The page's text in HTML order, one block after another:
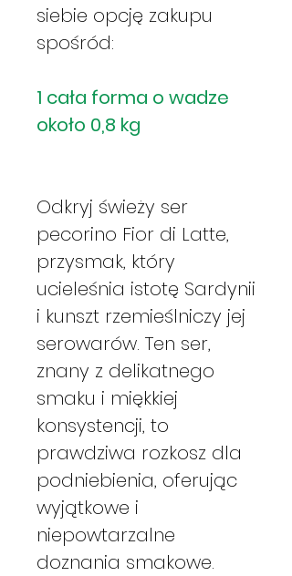
siebie opcję zakupu
spośród:
1 cała forma o wadze
około 0,8 kg
Odkryj świeży ser
pecorino Fior di Latte,
przysmak, który
ucieleśnia istotę Sardynii
i kunszt rzemieślniczy jej
serowarów. Ten ser,
znany z delikatnego
smaku i miękkiej
konsystencji, to
prawdziwa rozkosz dla
podniebienia, oferując
wyjątkowe i
niepowtarzalne
doznania smakowe.